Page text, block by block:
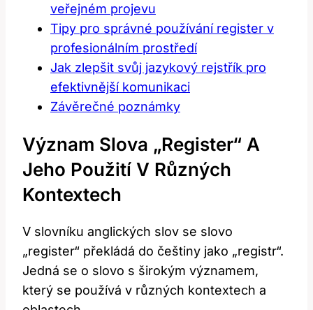
veřejném projevu
Tipy pro správné používání register v
profesionálním prostředí
Jak zlepšit svůj jazykový rejstřík pro
efektivnější komunikaci
Závěrečné poznámky
Význam Slova „register“ A
Jeho Použití V Různých
Kontextech
V slovníku anglických slov se slovo
„register“ překládá do češtiny jako „registr“.
Jedná se o slovo s širokým významem,
který se používá v různých kontextech a